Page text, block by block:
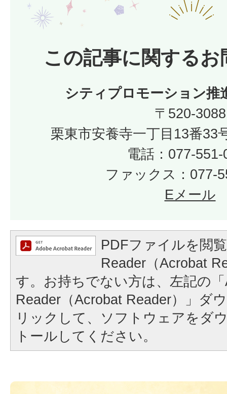
この記事に関するお
シティプロモーション推
〒520-3088
栗東市安養寺一丁目13番33
電話：077-551-
ファックス：077-
Eメール
PDFファイルを閲
Reader（Acrobat
す。お持ちでない方は、左記の
Reader（Acrobat Reader）」ダ
リックして、ソフトウェアをダ
トールしてください。